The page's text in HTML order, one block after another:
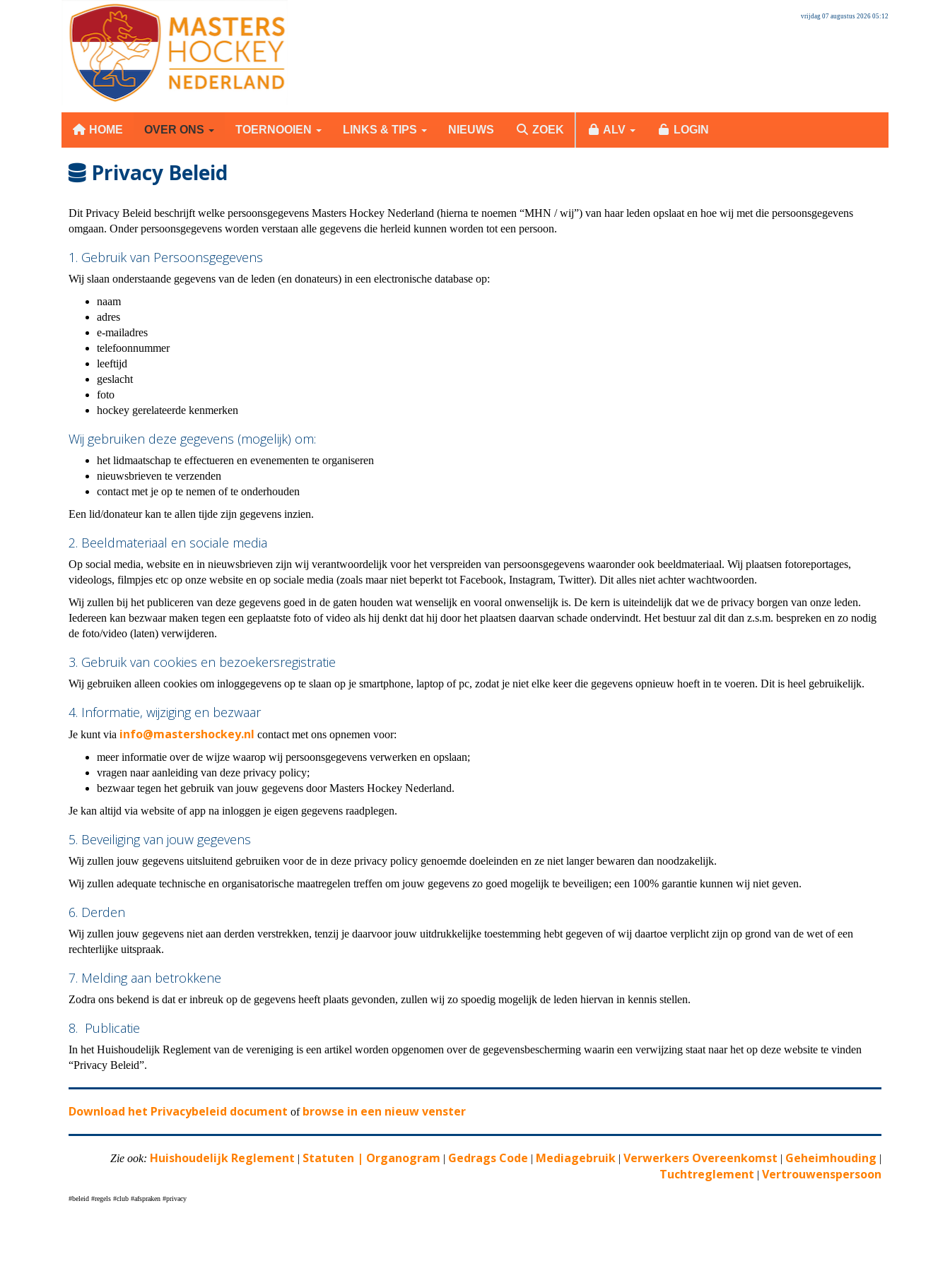
vrijdag 07 augustus 2026 05:12
HOME OVER ONS TOERNOOIEN LINKS & TIPS NIEUWS ZOEK ALV LOGIN
Privacy Beleid
Dit Privacy Beleid beschrijft welke persoonsgegevens Masters Hockey Nederland (hierna te noemen “MHN / wij”) van haar leden opslaat en hoe wij met die persoonsgegevens
omgaan. Onder persoonsgegevens worden verstaan alle gegevens die herleid kunnen worden tot een persoon.
1. Gebruik van Persoonsgegevens
Wij slaan onderstaande gegevens van de leden (en donateurs) in een electronische database op:
naam
adres
e-mailadres
telefoonnummer
leeftijd
geslacht
foto
hockey gerelateerde kenmerken
Wij gebruiken deze gegevens (mogelijk) om:
het lidmaatschap te effectueren en evenementen te organiseren
nieuwsbrieven te verzenden
contact met je op te nemen of te onderhouden
Een lid/donateur kan te allen tijde zijn gegevens inzien.
2. Beeldmateriaal en sociale media
Op social media, website en in nieuwsbrieven zijn wij verantwoordelijk voor het verspreiden van persoonsgegevens waaronder ook beeldmateriaal. Wij plaatsen fotoreportages,
videologs, filmpjes etc op onze website en op sociale media (zoals maar niet beperkt tot Facebook, Instagram, Twitter). Dit alles niet achter wachtwoorden.
Wij zullen bij het publiceren van deze gegevens goed in de gaten houden wat wenselijk en vooral onwenselijk is. De kern is uiteindelijk dat we de privacy borgen van onze leden.
Iedereen kan bezwaar maken tegen een geplaatste foto of video als hij denkt dat hij door het plaatsen daarvan schade ondervindt. Het bestuur zal dit dan z.s.m. bespreken en zo nodig
de foto/video (laten) verwijderen.
3. Gebruik van cookies en bezoekersregistratie
Wij gebruiken alleen cookies om inloggegevens op te slaan op je smartphone, laptop of pc, zodat je niet elke keer die gegevens opnieuw hoeft in te voeren. Dit is heel gebruikelijk.
4. Informatie, wijziging en bezwaar
Je kunt via ofni@mastershockey.nl contact met ons opnemen voor:
meer informatie over de wijze waarop wij persoonsgegevens verwerken en opslaan;
vragen naar aanleiding van deze privacy policy;
bezwaar tegen het gebruik van jouw gegevens door Masters Hockey Nederland.
Je kan altijd via website of app na inloggen je eigen gegevens raadplegen.
5. Beveiliging van jouw gegevens
Wij zullen jouw gegevens uitsluitend gebruiken voor de in deze privacy policy genoemde doeleinden en ze niet langer bewaren dan noodzakelijk.
Wij zullen adequate technische en organisatorische maatregelen treffen om jouw gegevens zo goed mogelijk te beveiligen; een 100% garantie kunnen wij niet geven.
6. Derden
Wij zullen jouw gegevens niet aan derden verstrekken, tenzij je daarvoor jouw uitdrukkelijke toestemming hebt gegeven of wij daartoe verplicht zijn op grond van de wet of een
rechterlijke uitspraak.
7. Melding aan betrokkene
Zodra ons bekend is dat er inbreuk op de gegevens heeft plaats gevonden, zullen wij zo spoedig mogelijk de leden hiervan in kennis stellen.
8. Publicatie
In het Huishoudelijk Reglement van de vereniging is een artikel worden opgenomen over de gegevensbescherming waarin een verwijzing staat naar het op deze website te vinden
“Privacy Beleid”.
Download het Privacybeleid document of browse in een nieuw venster
Zie ook: Huishoudelijk Reglement | Statuten | Organogram | Gedrags Code | Mediagebruik | Verwerkers Overeenkomst | Geheimhouding |
Tuchtreglement | Vertrouwenspersoon
#beleid #regels #club #afspraken #privacy